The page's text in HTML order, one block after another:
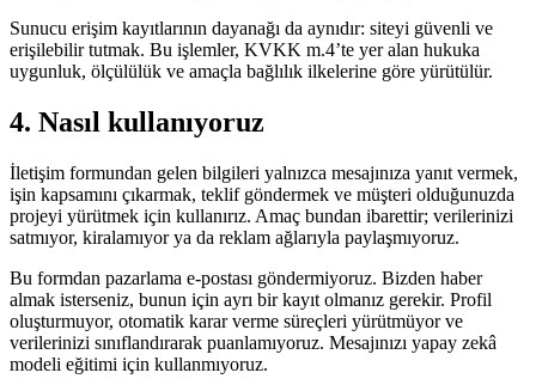
Sunucu erişim kayıtlarının dayanağı da aynıdır: siteyi güvenli ve
erişilebilir tutmak. Bu işlemler, KVKK m.4’te yer alan hukuka
uygunluk, ölçülülük ve amaçla bağlılık ilkelerine göre yürütülür.
4. Nasıl kullanıyoruz
İletişim formundan gelen bilgileri yalnızca mesajınıza yanıt vermek,
işin kapsamını çıkarmak, teklif göndermek ve müşteri olduğunuzda
projeyi yürütmek için kullanırız. Amaç bundan ibarettir; verilerinizi
satmıyor, kiralamıyor ya da reklam ağlarıyla paylaşmıyoruz.
Bu formdan pazarlama e-postası göndermiyoruz. Bizden haber
almak isterseniz, bunun için ayrı bir kayıt olmanız gerekir. Profil
oluşturmuyor, otomatik karar verme süreçleri yürütmüyor ve
verilerinizi sınıflandırarak puanlamıyoruz. Mesajınızı yapay zekâ
modeli eğitimi için kullanmıyoruz.